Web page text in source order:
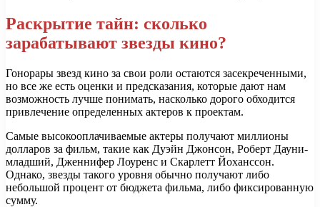
Раскрытие тайн: сколько
зарабатывают звезды кино?
Гонорары звезд кино за свои роли остаются засекреченными,
но все же есть оценки и предсказания, которые дают нам
возможность лучше понимать, насколько дорого обходится
привлечение определенных актеров к проектам.
Самые высокооплачиваемые актеры получают миллионы
долларов за фильм, такие как Дуэйн Джонсон, Роберт Дауни-
младший, Дженнифер Лоуренс и Скарлетт Йоханссон.
Однако, звезды такого уровня обычно получают либо
небольшой процент от бюджета фильма, либо фиксированную
сумму.